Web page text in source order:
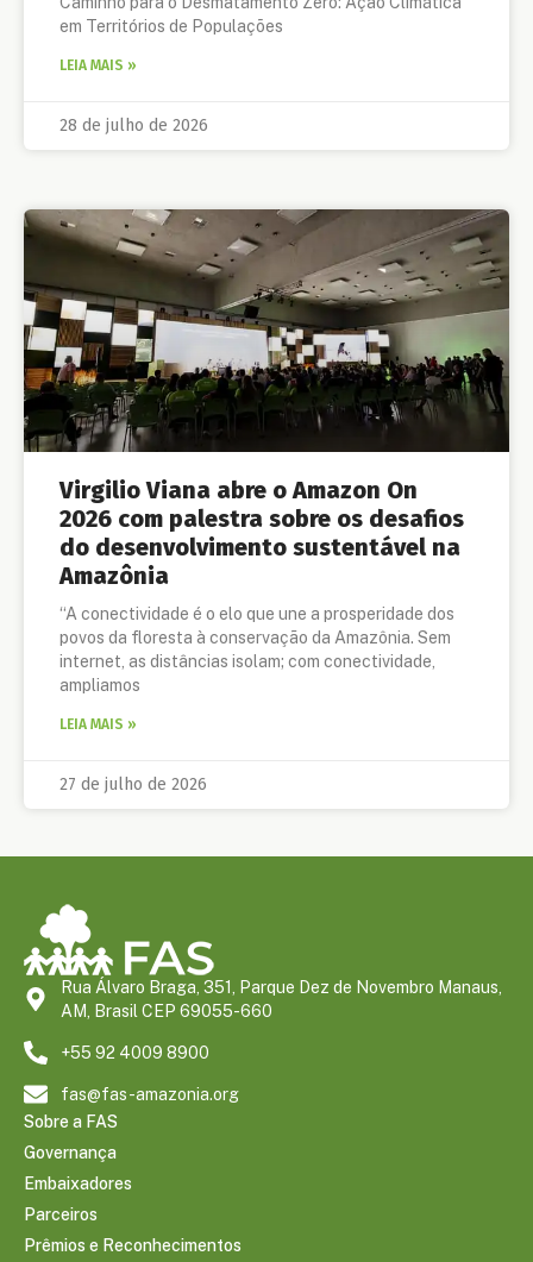
em Territórios de Populações
LEIA MAIS »
28 de julho de 2026
Virgilio Viana abre o Amazon On
2026 com palestra sobre os desafios
do desenvolvimento sustentável na
Amazônia
“A conectividade é o elo que une a prosperidade dos
povos da floresta à conservação da Amazônia. Sem
internet, as distâncias isolam; com conectividade,
ampliamos
LEIA MAIS »
27 de julho de 2026
Rua Álvaro Braga, 351, Parque Dez de Novembro Manaus,
AM, Brasil CEP 69055-660
+55 92 4009 8900
fas@fas-amazonia.org
Sobre a FAS
Governança
Embaixadores
Parceiros
Prêmios e Reconhecimentos